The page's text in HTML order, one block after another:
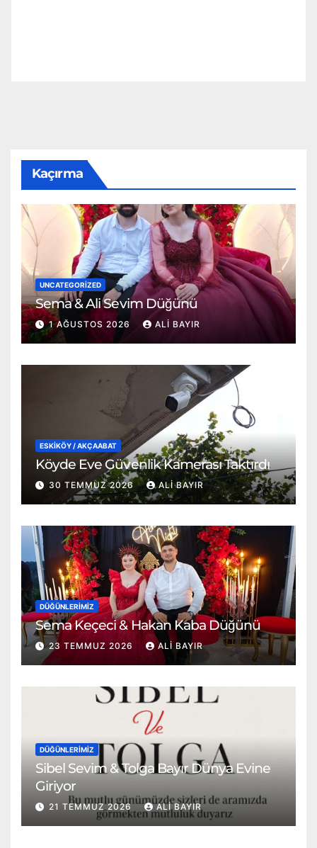
Kaçırma
UNCATEGORIZED
Sema & Ali Sevim Düğünü
1 AĞUSTOS 2026 ALI BAYIR
ESKİKÖY / AKÇAABAT
Köyde Eve Güvenlik Kamerası Taktırdı
30 TEMMUZ 2026 ALI BAYIR
DÜĞÜNLERIMIZ
Sema Keçeci & Hakan Kaba Düğünü
23 TEMMUZ 2026 ALI BAYIR
DÜĞÜNLERIMIZ
Sibel Sevim & Tolga Bayır Dünya Evine
Giriyor
21 TEMMUZ 2026 ALI BAYIR